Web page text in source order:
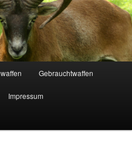
Gebrauchtwaffen
Impressum